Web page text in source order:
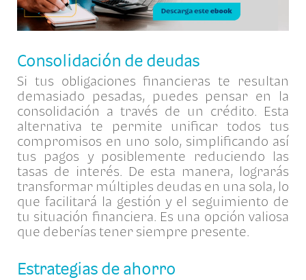
Consolidación de deudas
Si tus obligaciones financieras te resultan
demasiado pesadas, puedes pensar en la
consolidación a través de un crédito. Esta
alternativa te permite unificar todos tus
compromisos en uno solo, simplificando así
tus pagos y posiblemente reduciendo las
tasas de interés. De esta manera, lograrás
transformar múltiples deudas en una sola, lo
que facilitará la gestión y el seguimiento de
tu situación financiera. Es una opción valiosa
que deberías tener siempre presente.
Estrategias de ahorro